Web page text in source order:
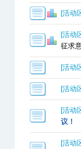
[活动
[活动
征求
[活动
[活动
[活动
议！
[活动